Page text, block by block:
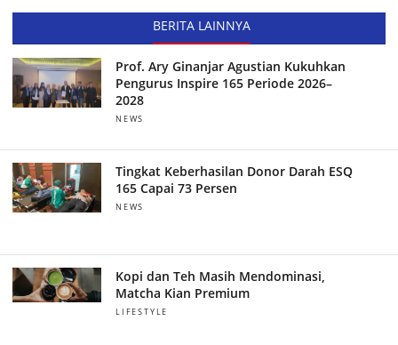
BERITA LAINNYA
Prof. Ary Ginanjar Agustian Kukuhkan
Pengurus Inspire 165 Periode 2026–
2028
NEWS
Tingkat Keberhasilan Donor Darah ESQ
165 Capai 73 Persen
NEWS
Kopi dan Teh Masih Mendominasi,
Matcha Kian Premium
LIFESTYLE